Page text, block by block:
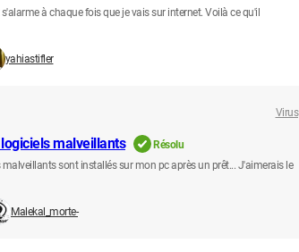
à chaque fois que je vais sur internet. Voilà ce qu'il
yahiastifler
Virus
malveillants
Résolu
sont installés sur mon pc après un prêt... J'aimerais le
Malekal_morte-